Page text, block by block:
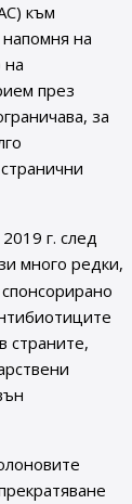
към
на
на
през
за
г. след
много редки,
страните,